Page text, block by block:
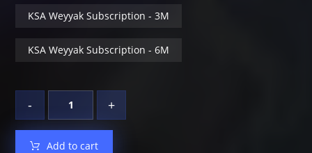
KSA Weyyak Subscription - 3M
KSA Weyyak Subscription - 6M
- +
Add to cart